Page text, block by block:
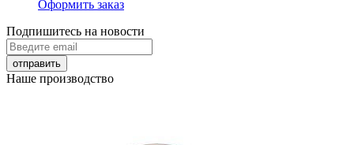
Оформить заказ
Подпишитесь на новости
Наше производство